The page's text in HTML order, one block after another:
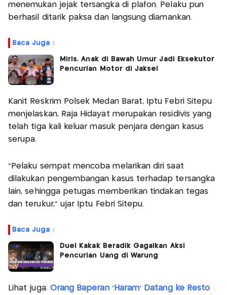
menemukan jejak tersangka di plafon. Pelaku pun
berhasil ditarik paksa dan langsung diamankan.
Baca Juga :
Miris, Anak di Bawah Umur Jadi Eksekutor
Pencurian Motor di Jaksel
Kanit Reskrim Polsek Medan Barat, Iptu Febri Sitepu
menjelaskan, Raja Hidayat merupakan residivis yang
telah tiga kali keluar masuk penjara dengan kasus
serupa.
"Pelaku sempat mencoba melarikan diri saat
dilakukan pengembangan kasus terhadap tersangka
lain, sehingga petugas memberikan tindakan tegas
dan terukur," ujar Iptu Febri Sitepu.
Baca Juga :
Duel Kakak Beradik Gagalkan Aksi
Pencurian Uang di Warung
Lihat juga: Orang Baperan 'Haram' Datang ke Resto